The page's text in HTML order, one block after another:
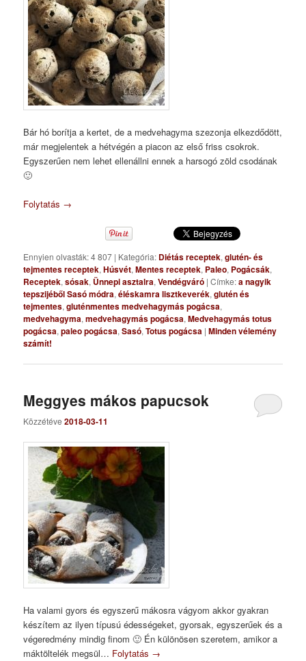
Bár hó borítja a kertet, de a medvehagyma szezonja elkezdődött,
már megjelentek a hétvégén a piacon az első friss csokrok.
Egyszerűen nem lehet ellenállni ennek a harsogó zöld csodának
🙂
Folytatás →
Ennyien olvasták: 4 807 | Kategória: Diétás receptek,glutén- és
tejmentes receptek,Húsvét,Mentes receptek, Paleo, Pogácsák,
Receptek,sósak, Ünnepi asztalra,Vendégváró |Címke:a nagyik
tepszijéből Sasó módra,éléskamra lisztkeverék,glutén és
tejmentes,gluténmentes medvehagymás pogácsa,
medvehagyma,medvehagymás pogácsa,Medvehagymás totus
pogácsa,paleo pogácsa,Sasó,Totus pogácsa |Minden vélemény
számít!
Meggyes mákos papucsok
Közzétéve2018-03-11
Ha valami gyors és egyszerű mákosra vágyom akkor gyakran
készítem az ilyen típusú édességeket, gyorsak, egyszerűek és a
végeredmény mindig finom 🙂 Én különösen szeretem, amikor a
máktöltelék megsül… Folytatás →